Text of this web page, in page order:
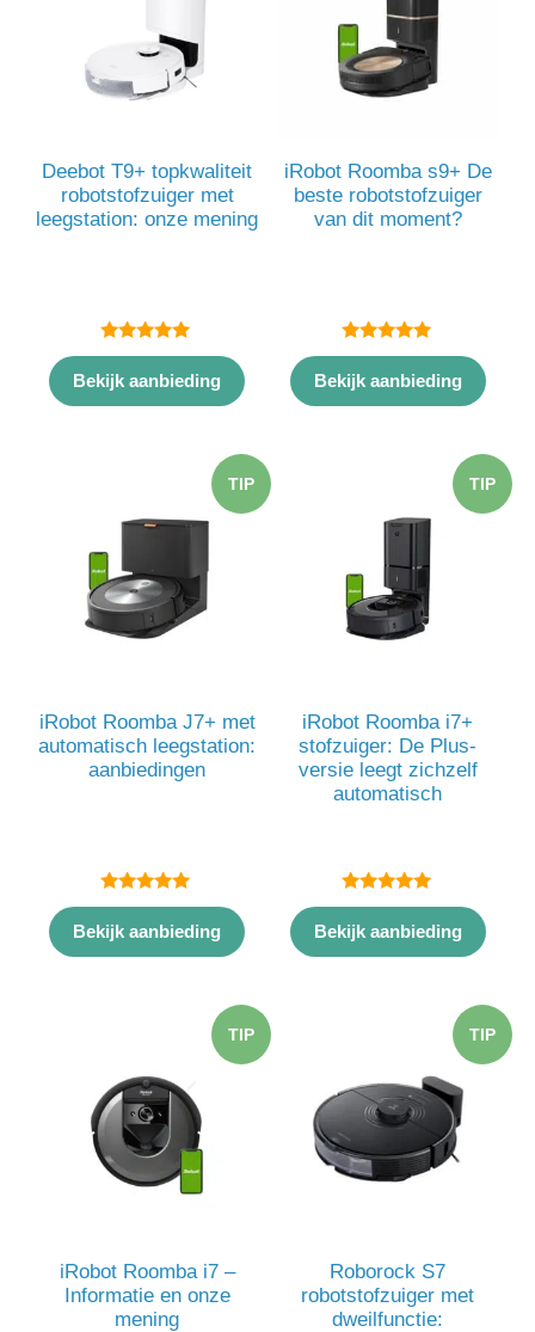
Deebot T9+ topkwaliteit
robotstofzuiger met
leegstation: onze mening
5.00
van 5
Bekijk aanbieding
iRobot Roomba s9+ De
beste robotstofzuiger
van dit moment?
5.00
van 5
Bekijk aanbieding
TIP
iRobot Roomba J7+ met
automatisch leegstation:
aanbiedingen
5.00
van 5
Bekijk aanbieding
TIP
iRobot Roomba i7+
stofzuiger: De Plus-
versie leegt zichzelf
automatisch
5.00
van 5
Bekijk aanbieding
TIP
iRobot Roomba i7 –
Informatie en onze
mening
TIP
Roborock S7
robotstofzuiger met
dweilfunctie: